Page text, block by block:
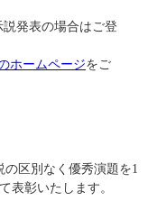
発表の場合はご登
ホームページをご
区別なく優秀演題を1
表彰いたします。